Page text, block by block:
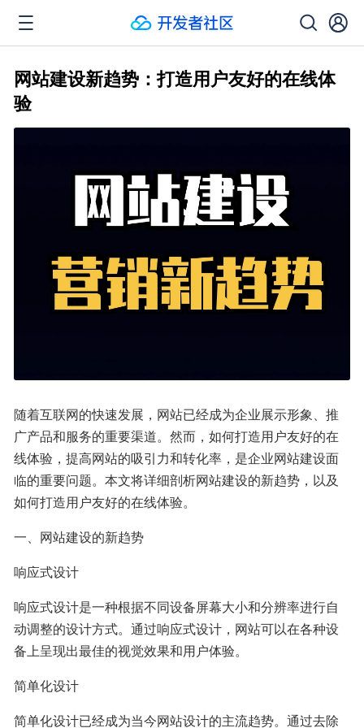
网站建设新趋势：打造用户友好的在线体
验
随着互联网的快速发展，网站已经成为企业展示形象、推
广产品和服务的重要渠道。然而，如何打造用户友好的在
线体验，提高网站的吸引力和转化率，是企业网站建设面
临的重要问题。本文将详细剖析网站建设的新趋势，以及
如何打造用户友好的在线体验。
一、网站建设的新趋势
响应式设计
响应式设计是一种根据不同设备屏幕大小和分辨率进行自
动调整的设计方式。通过响应式设计，网站可以在各种设
备上呈现出最佳的视觉效果和用户体验。
简单化设计
简单化设计已经成为当今网站设计的主流趋势。通过去除